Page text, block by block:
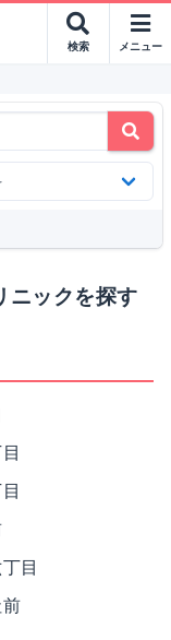
検索 メニュー
ニックを探す
目
前